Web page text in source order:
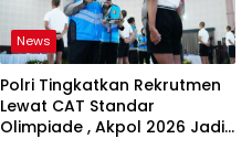
News
Polri Tingkatkan Rekrutmen
Lewat CAT Standar
Olimpiade , Akpol 2026 Jadi